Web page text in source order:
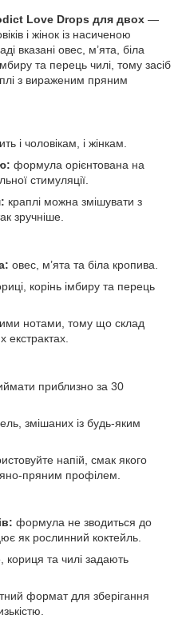
Love Drops для двох —
і жінок із насиченою
вказані овес, м’ята, біла
та перець чилі, тому засіб
з вираженим пряним
і чоловікам, і жінкам.
формула орієнтована на
стимуляції.
краплі можна змішувати з
зручніше.
овес, м’ята та біла кропива.
корінь імбиру та перець
нотами, тому що склад
приблизно за 30
змішаних із будь-яким
напій, смак якого
пряним профілем.
формула не зводиться до
як рослинний коктейль.
кориця та чилі задають
формат для зберігання